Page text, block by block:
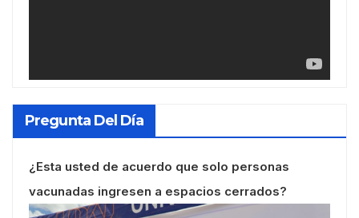
Pregunta Del Día
¿Esta usted de acuerdo que solo personas
vacunadas ingresen a espacios cerrados?